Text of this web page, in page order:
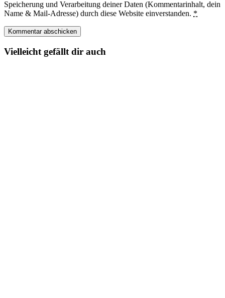
Speicherung und Verarbeitung deiner Daten (Kommentarinhalt, dein
Name & Mail-Adresse) durch diese Website einverstanden. *
Vielleicht gefällt dir auch